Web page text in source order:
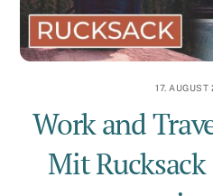
17. AUGUST
Work and
Mit